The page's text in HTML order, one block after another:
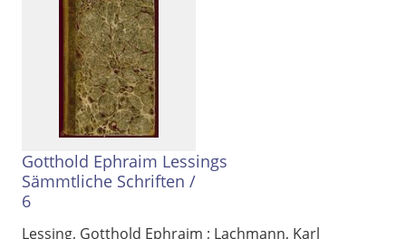
Gotthold Ephraim Lessings
Sämmtliche Schriften /
6
Lessing, Gotthold Ephraim ; Lachmann, Karl